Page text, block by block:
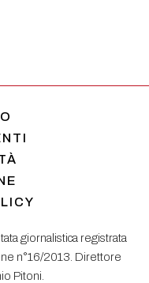
giornalistica registrata
n°16/2013. Direttore
Pitoni.